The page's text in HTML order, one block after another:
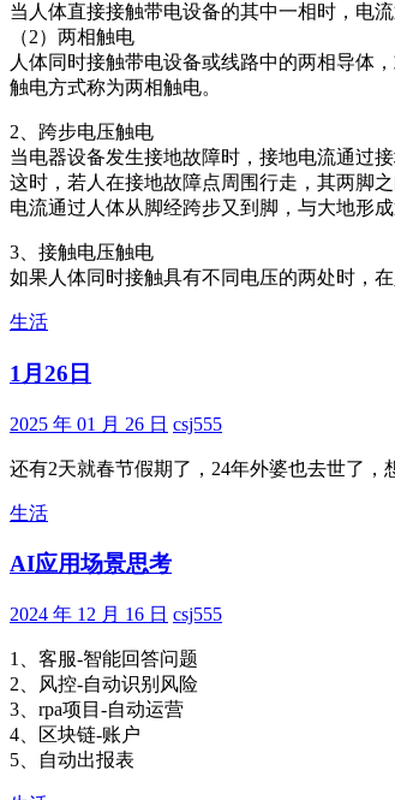
当人体直接接触带电设备的其中一相时，电
（2）两相触电
人体同时接触带电设备或线路中的两相导体
触电方式称为两相触电。
2、跨步电压触电
当电器设备发生接地故障时，接地电流通过
这时，若人在接地故障点周围行走，其两脚
电流通过人体从脚经跨步又到脚，与大地形
3、接触电压触电
如果人体同时接触具有不同电压的两处时，
生活
1月26日
2025 年 01 月 26 日 csj555
还有2天就春节假期了，24年外婆也去世了
生活
AI应用场景思考
2024 年 12 月 16 日 csj555
1、客服-智能回答问题
2、风控-自动识别风险
3、rpa项目-自动运营
4、区块链-账户
5、自动出报表